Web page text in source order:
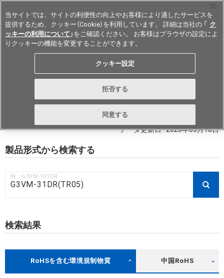
Japan
RoHS対応状況 / 非含有証明書ダウ
ンロード
データ更新日 : 2026年03月18日
製品形式から検索する
例：G3VM-101DR
検索結果
RoHSを含む環境規制物質 中国RoHS
当サイトでは、サイトの利便性の向上やお客様により適したサービスを
提供するため、クッキー（Cookie）を利用しています。 詳細は当社の 「 ク
ッキーの利用について 」をご確認ください。 お客様はブラウザの設定によ
りクッキーの機能を変更することができます。
クッキー設定
拒否する
同意する